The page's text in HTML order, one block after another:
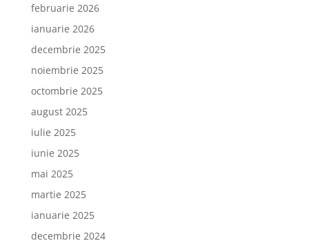
februarie 2026
ianuarie 2026
decembrie 2025
noiembrie 2025
octombrie 2025
august 2025
iulie 2025
iunie 2025
mai 2025
martie 2025
ianuarie 2025
decembrie 2024